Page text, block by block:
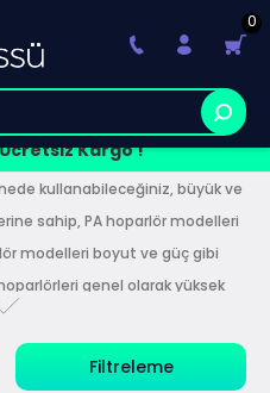
Kargo !
0
kullanabileceğiniz, büyük ve
sahip, PA hoparlör modelleri
modelleri boyut ve güç gibi
genel olarak yüksek
cihazlardır.
uygulamanıza en uygun
yardıma ihtiyacınız varsa
Filtreleme